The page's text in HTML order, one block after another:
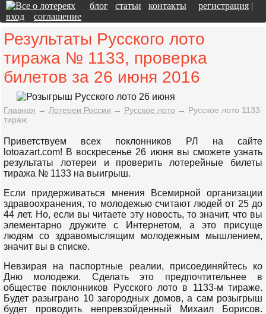
блог статьи контакты регистрация |
вход
соглашение
Результаты Русского лото
тиража № 1133, проверка
билетов за 26 июня 2016
Главная → Лотереи России → Русское лото → Русское лото 1133
тираж
Приветствуем всех поклонников РЛ на сайте
lotoazart.com! В воскресенье 26 июня вы сможете узнать
результаты лотереи и проверить лотерейные билеты
тиража № 1133 на выигрыш.
Если придерживаться мнения Всемирной организации
здравоохранения, то молодежью считают людей от 25 до
44 лет. Но, если вы читаете эту новость, то значит, что вы
элементарно дружите с Интернетом, а это присуще
людям со здравомыслящим молодежным мышлением,
значит вы в списке.
Невзирая на паспортные реалии, присоединяйтесь ко
Дню молодежи. Сделать это предпочтительнее в
обществе поклонников Русского лото в 1133-м тираже.
Будет разыграно 10 загородных домов, а сам розыгрыш
будет проводить непревзойденный Михаил Борисов.